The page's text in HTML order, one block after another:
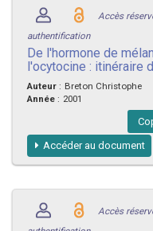
Accès
authentification
De l'hormone de
l'ocytocine : itinéraire
Auteur : Breton Christophe
Année : 2001
Accéder au document
Accès